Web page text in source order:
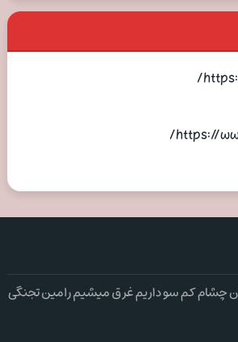
https://
چشام کم سو داریم غرق میشیم رامین تجنگی